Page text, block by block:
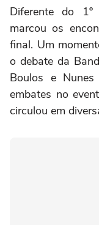
Diferente do
marcou os
final. Um
o debate da
Boulos e
embates no
circulou em